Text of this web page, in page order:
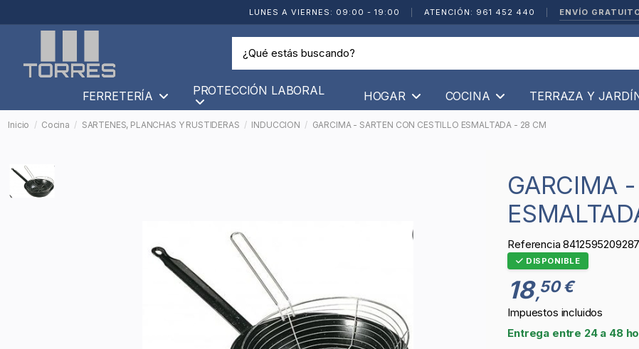
LUNES A VIERNES: 09:00 - 19:00 ATENCIÓN: 961 452 440 ENVÍO
FERRETERÍA PROTECCIÓN LABORAL HOGAR COCINA TERRAZA Y
Inicio Cocina SARTENES, PLANCHAS Y RUSTIDERAS INDUCCION GARCIMA - SARTEN CON CESTILLO ESMALTADA - 28 CM
GARCIMA - SARTEN CON CESTILLO
Referencia 8412595209287
DISPONIBLE
18,50 €
Impuestos incluidos
Entrega entre 24 a 48